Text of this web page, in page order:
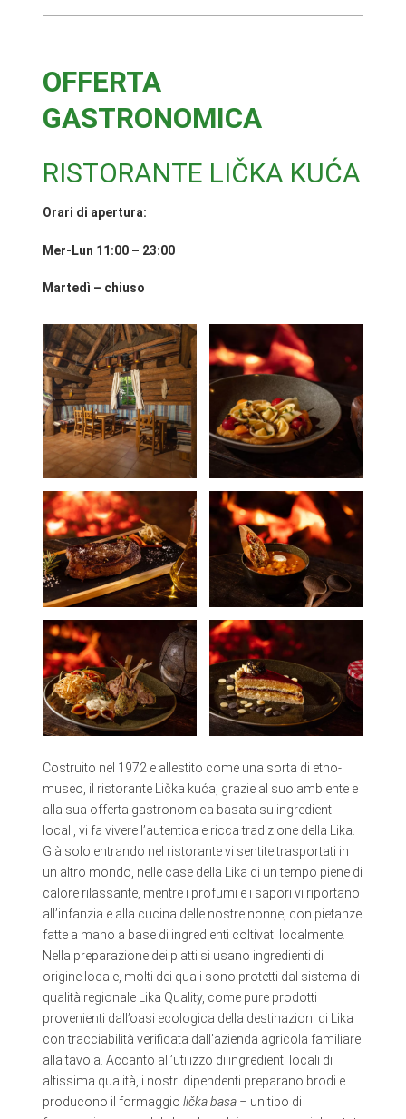
OFFERTA
GASTRONOMICA
RISTORANTE LIČKA KUĆA
Orari di apertura:
Mer-Lun 11:00 – 23:00
Martedì – chiuso
Costruito nel 1972 e allestito come una sorta di etno-
museo, il ristorante Lička kuća, grazie al suo ambiente e
alla sua offerta gastronomica basata su ingredienti
locali, vi fa vivere l’autentica e ricca tradizione della Lika.
Già solo entrando nel ristorante vi sentite trasportati in
un altro mondo, nelle case della Lika di un tempo piene di
calore rilassante, mentre i profumi e i sapori vi riportano
all’infanzia e alla cucina delle nostre nonne, con pietanze
fatte a mano a base di ingredienti coltivati localmente.
Nella preparazione dei piatti si usano ingredienti di
origine locale, molti dei quali sono protetti dal sistema di
qualità regionale Lika Quality, come pure prodotti
provenienti dall’oasi ecologica della destinazioni di Lika
con tracciabilità verificata dall’azienda agricola familiare
alla tavola. Accanto all’utilizzo di ingredienti locali di
altissima qualità, i nostri dipendenti preparano brodi e
producono il formaggio lička basa – un tipo di